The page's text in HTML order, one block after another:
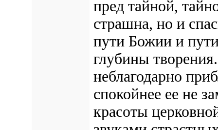
пред тайной,
страшна, но и
пути Божии и
глубины
неблагодарно
спокойнее ее не
красоты